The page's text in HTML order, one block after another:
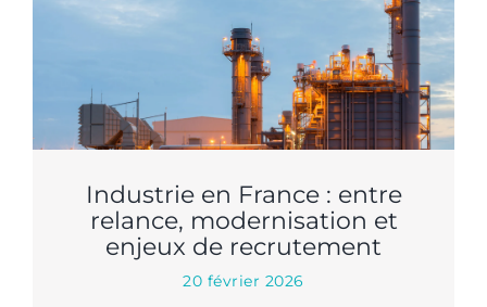
Industrie en France : entre
relance, modernisation et
enjeux de recrutement
20 février 2026